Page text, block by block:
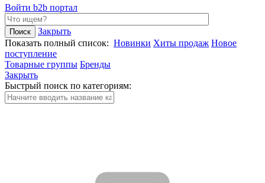
Войти b2b портал
Закрыть
Показать полный список: Новинки Хиты продаж Новое
поступление
Товарные группы Бренды
Закрыть
Быстрый поиск по категориям: